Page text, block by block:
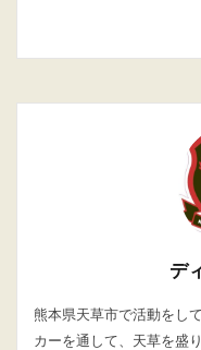
デ
熊本県天草市で活動をし
カーを通して、天草を盛